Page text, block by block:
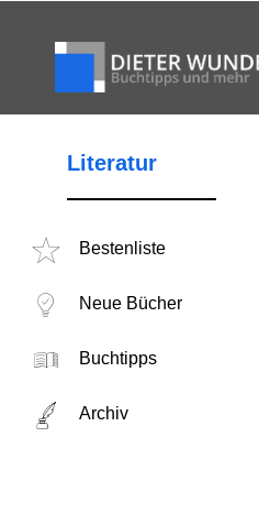
Literatur
Bestenliste
Neue Bücher
Buchtipps
Archiv